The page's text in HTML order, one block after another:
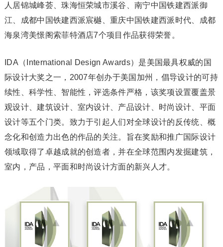
人居锦城峰荟、珠海恒荣城市溪谷、南宁中国铁建西派御
江、成都中国铁建西派宸樾、重庆中国铁建西派时代、成都
海泉湾美憬阁索菲特酒店7个项目作品获得荣誉。
IDA（International Design Awards）是美国最具权威的国
际设计大奖之一，2007年创办于美国加州，倡导设计的可持
续性、科学性、智能性，评选条件严格，该奖项设置覆盖景
观设计、建筑设计、室内设计、产品设计、时尚设计、平面
设计等五个门类。致力于引起人们对全球设计的反传统、概
念化和创造力出色的作品的关注。旨在奖励和推广国际设计
领域取得了卓越成就的创造者，并在全球范围内发掘建筑，
室内，产品，平面和时尚设计方面的新兴人才。